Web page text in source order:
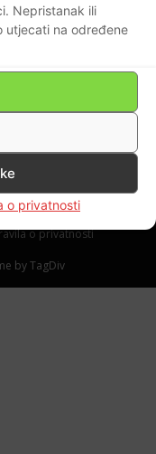
Nepristanak ili
utjecati na određene
o privatnosti
kardinala
medije uoči
o privatnosti
by TagDiv